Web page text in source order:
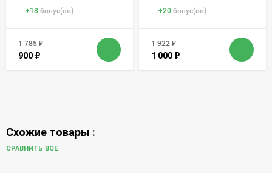
+18 бонус(ов)
1 785₽
900 ₽
+20 бонус(ов)
1 922₽
1 000 ₽
Схожие товары :
СРАВНИТЬ ВСЕ